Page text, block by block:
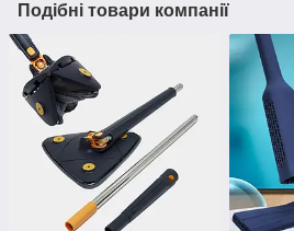
Подібні товари компанії